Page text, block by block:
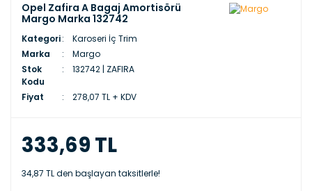
Opel Zafira A Bagaj Amortisörü
Margo Marka 132742
Kategori
Karoseri İç Trim
Marka
Margo
Stok
Kodu
132742 | ZAFIRA
Fiyat 278,07 TL + KDV
333,69 TL
34,87 TL den başlayan taksitlerle!